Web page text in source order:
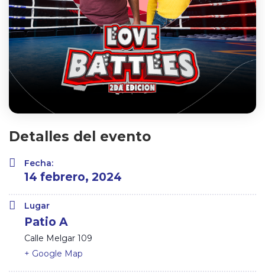
Detalles del evento
Fecha:
14 febrero, 2024
Lugar
Patio A
Calle Melgar 109
+ Google Map